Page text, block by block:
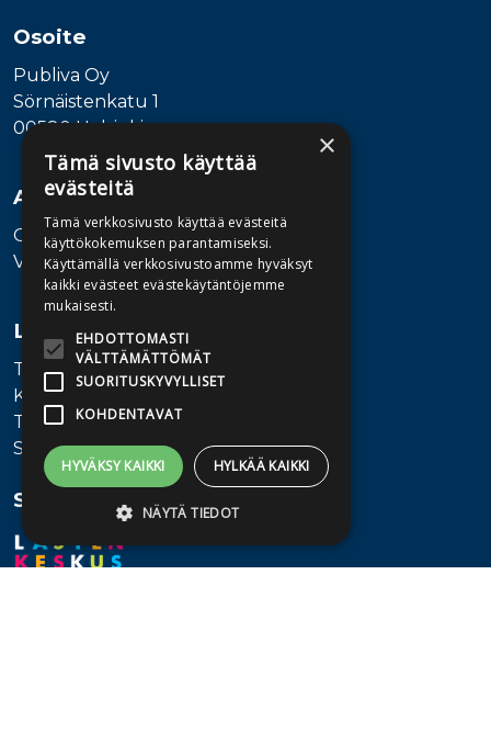
Osoite
Publiva Oy
Sörnäistenkatu 1
00580 Helsinki
Asiakaspalvelu
Ota yhteyttä
Vaihde: 010 345100
Lisätietoa
Toimitusehdot
Käyttöohjeet
Tietosuojaseloste
Saavutettavuusseloste
Seuraa meitä
×
Tämä sivusto käyttää
evästeitä
Tämä verkkosivusto käyttää evästeitä
käyttökokemuksen parantamiseksi.
Käyttämällä verkkosivustoamme hyväksyt
kaikki evästeet evästekäytäntöjemme
mukaisesti.
EHDOTTOMASTI
VÄLTTÄMÄTTÖMÄT
SUORITUSKYVYLLISET
KOHDENTAVAT
HYVÄKSY KAIKKI HYLKÄÄ KAIKKI
NÄYTÄ TIEDOT